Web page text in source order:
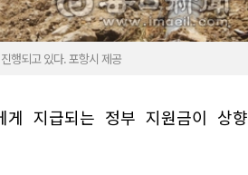
행되고 있다. 포항시 제공
지급되는 정부 지원금이 상향